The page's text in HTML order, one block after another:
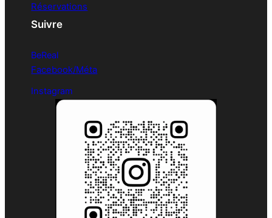
Réservations
Suivre
BeReal
Facebook/Méta
Instagram